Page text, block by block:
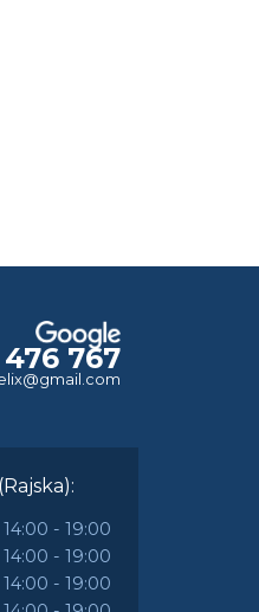
476 767
14:00 - 19:00
14:00 - 19:00
14:00 - 19:00